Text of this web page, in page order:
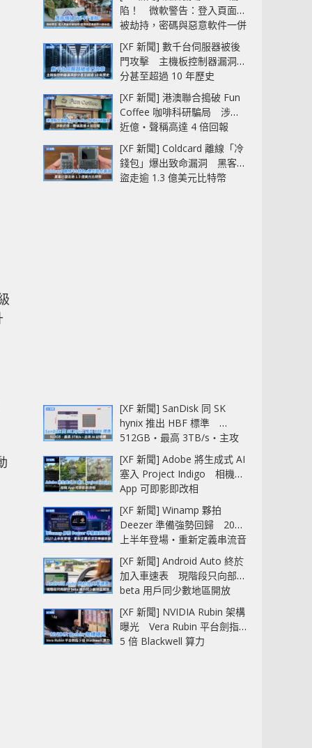
陷！ 微軟警告：登入頁面可
被劫持，密碼與惡意軟件一併
中招
[XF 新聞] 數千台伺服器被後
門攻擊 主機板控制器漏洞部
分甚至超過 10 年歷史
[XF 新聞] 港澳聯合搗破 Fun
Coffee 咖啡科研騙局 涉款
近億‧聲稱高達 4 倍回報
[XF 新聞] Coldcard 離線「冷
錢包」爆出致命漏洞 黑客已
盜走逾 1.3 億美元比特幣
[XF 新聞] SanDisk 同 SK
hynix 推出 HBF 標準
512GB‧最高 3TB/s‧主攻
AI 記憶體
[XF 新聞] Adobe 將生成式 AI
塞入 Project Indigo 相機
App 可即影即改相
[XF 新聞] Winamp 夥拍
Deezer 準備強勢回歸 2027
上半年登場‧重新定義串流音
樂播放器
[XF 新聞] Android Auto 終於
加入車速表 現階段只向部分
beta 用戶同少數地區開放
[XF 新聞] NVIDIA Rubin 架構
曝光 Vera Rubin 平台劍指
5 倍 Blackwell 算力